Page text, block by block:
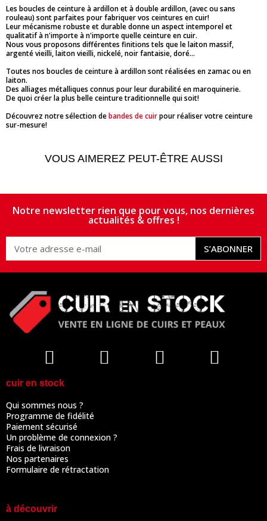
Les boucles de ceinture à ardillon et à double ardillon, (avec ou sans
rouleau) sont parfaites pour fabriquer vos ceintures en cuir!
Leur mécanisme robuste et durable donne un aspect intemporel et
qualitatif à n'importe à n'importe quelle ceinture en cuir.
Nous vous proposons différentes finitions tels que le laiton massif,
argenté vieilli, laiton vieilli, nickelé, noir fantaisie, doré...
Toutes nos boucles de ceinture à ardillon sont réalisées en zamac ou en
laiton.
Des alliages métalliques connus pour leur durabilité en maroquinerie.
De quoi créer la plus belle ceinture traditionnelle qui soit!
Découvrez notre sélection debandes de cuirpour réaliser votre ceinture
sur-mesure!
VOUS AIMEREZ PEUT-ÊTRE AUSSI
Notre newsletter rien que pour vous, nos dernières
actualités & offres !
S’ABONNER
cuir en stock
Qui sommes nous ?
Programme de fidélité
Paiement sécurisé
Un problème de connexion ?
Frais de livraison
Nos partenaires
Formulaire de rétractation
à découvrir